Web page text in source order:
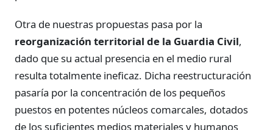
Otra de nuestras propuestas pasa por la
reorganización territorial de la Guardia Civil,
dado que su actual presencia en el medio rural
resulta totalmente ineficaz. Dicha reestructuración
pasaría por la concentración de los pequeños
puestos en potentes núcleos comarcales, dotados
de los suficientes medios materiales y humanos